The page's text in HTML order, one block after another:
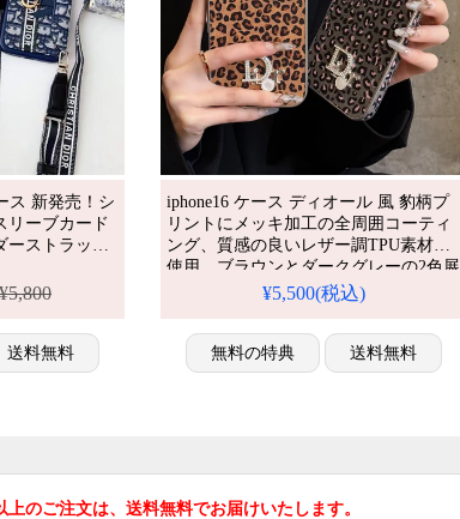
ス 新発売！シ
リーブカード
ストラップ
13/16/16plus/11
する人気ブ
インが流行
¥5,800
送料無料
iphone16 ケース ディオール 風 豹柄プ
リントにメッキ加工の全周囲コーティ
ング、質感の良いレザー調TPU素材を
使用。ブラウンとダークグレーの2色展
開で、キラキラのDロゴがアクセン
max 携帯ケース 全機種対応
¥5,500(税込)
無料の特典 送料無料
のご注文は、送料無料でお届けいたします。